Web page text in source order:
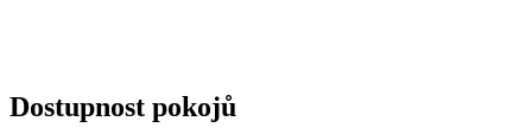
Dostupnost pokojů